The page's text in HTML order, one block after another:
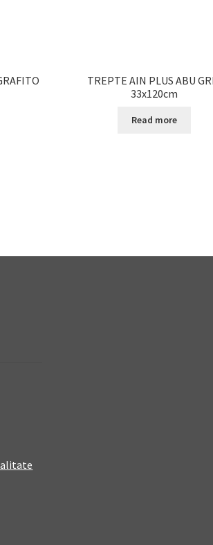
TREPTE AIN PLUS ABU
33x120cm
Read more